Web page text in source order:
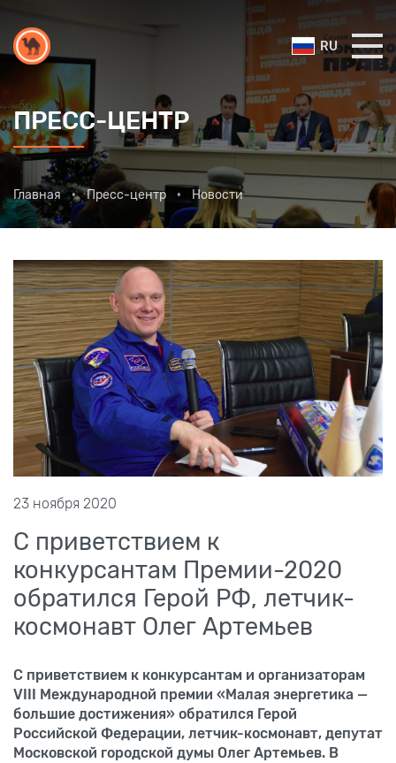
RU
ПРЕСС-ЦЕНТР
Главная Пресс-центр Новости
23 ноября 2020
С приветствием к
конкурсантам Премии-2020
обратился Герой РФ, летчик-
космонавт Олег Артемьев
С приветствием к конкурсантам и организаторам
VIII
Международной премии «Малая энергетика —
большие достижения» обратился Герой
Российской Федерации, летчик-космонавт, депутат
Московской городской думы Олег Артемьев. В